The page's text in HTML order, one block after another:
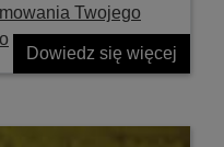
Twojego
Dowiedz się więcej